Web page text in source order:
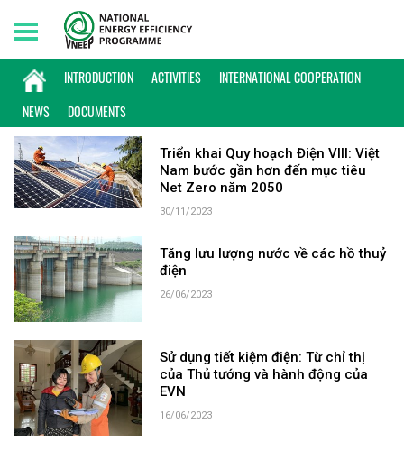
INTRODUCTION ACTIVITIES
INTERNATIONAL COOPERATION
NEWS
DOCUMENTS
Thursday, 06/08/2026 | 20:45 GMT+7
KEYWORD: NHIỆT ĐIỆN THAN
Triển khai Quy hoạch Điện VIII: Việt
Nam bước gần hơn đến mục tiêu
Net Zero năm 2050
30/11/2023
Tăng lưu lượng nước về các hồ thuỷ
điện
26/06/2023
Sử dụng tiết kiệm điện: Từ chỉ thị
của Thủ tướng và hành động của
EVN
16/06/2023